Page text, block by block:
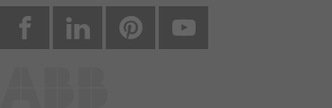
facebook Linkedin Pinterest